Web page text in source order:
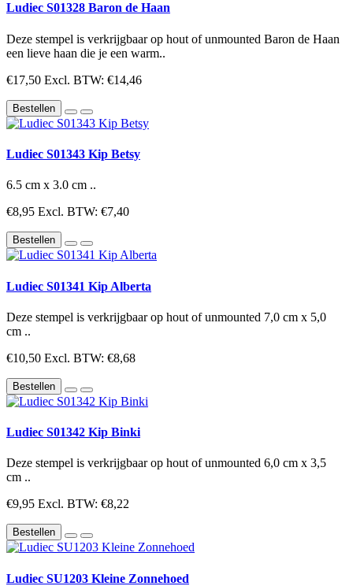
Ludiec S01328 Baron de Haan
Deze stempel is verkrijgbaar op hout of unmounted Baron de Haan
een lieve haan die je een warm..
€17,50 Excl. BTW: €14,46
Bestellen
Ludiec S01343 Kip Betsy
6.5 cm x 3.0 cm ..
€8,95 Excl. BTW: €7,40
Bestellen
Ludiec S01341 Kip Alberta
Deze stempel is verkrijgbaar op hout of unmounted 7,0 cm x 5,0
cm ..
€10,50 Excl. BTW: €8,68
Bestellen
Ludiec S01342 Kip Binki
Deze stempel is verkrijgbaar op hout of unmounted 6,0 cm x 3,5
cm ..
€9,95 Excl. BTW: €8,22
Bestellen
Ludiec SU1203 Kleine Zonnehoed